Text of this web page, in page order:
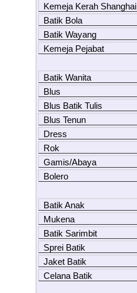
Kemeja Kerah Shanghai
Batik Bola
Batik Wayang
Kemeja Pejabat
Batik Wanita
Blus
Blus Batik Tulis
Blus Tenun
Dress
Rok
Gamis/Abaya
Bolero
Batik Anak
Mukena
Batik Sarimbit
Sprei Batik
Jaket Batik
Celana Batik